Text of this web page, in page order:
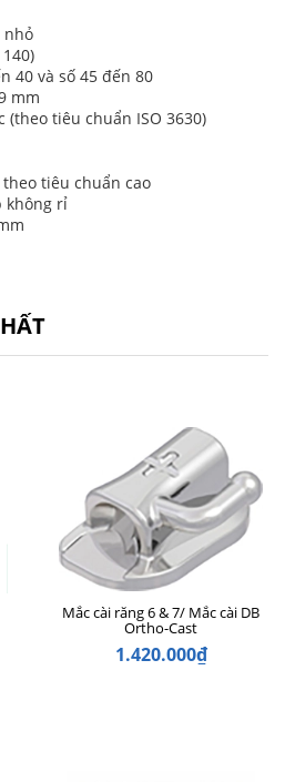
nhỏ
40 và số 45 đến 80
mm
(theo tiêu chuẩn ISO 3630)
tiêu chuẩn cao
không rỉ
Mắc cài răng 6 & 7/ Mắc cài DB
Ortho-Cast
1.420.000₫